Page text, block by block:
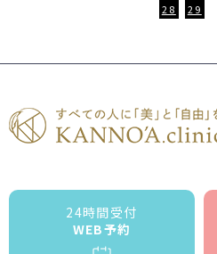
28
29
24時間受付
WEB予約